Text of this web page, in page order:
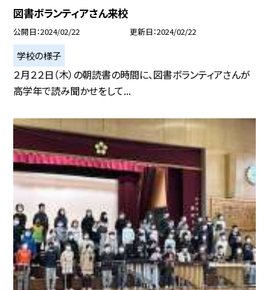
図書ボランティアさん来校
公開日 2024/02/22 更新日 2024/02/22
学校の様子
２月２２日（木）の朝読書の時間に、図書ボランティアさんが
高学年で読み聞かせをして...